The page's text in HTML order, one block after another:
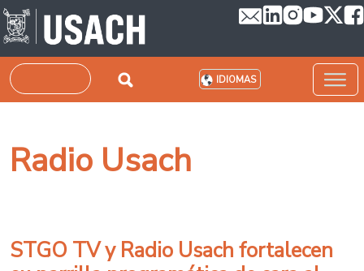
Pasar al contenido principal
Buscar IDIOMAS
Radio Usach
STGO TV y Radio Usach fortalecen